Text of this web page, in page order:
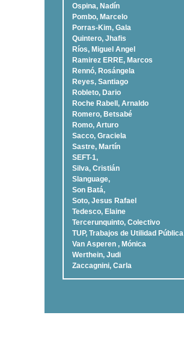
Ospina, Nadí­n
Pombo, Marcelo
Porras-Kim, Gala
Quintero, Jhafis
Rí­os, Miguel Angel
Ramirez ERRE, Marcos
Rennó, Rosángela
Reyes, Santiago
Robleto, Dario
Roche Rabell, Arnaldo
Romero, Betsabé
Romo, Arturo
Sacco, Graciela
Sastre, Martí­n
SEFT-1,
Silva, Cristián
Slanguage,
Son Batá,
Soto, Jesus Rafael
Tedesco, Elaine
Tercerunquinto, Colectivo
TUP, Trabajos de Utilidad Pública
Van Asperen , Mónica
Werthein, Judi
Zaccagnini, Carla